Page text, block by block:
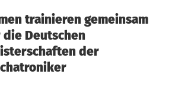
trainieren gemeinsam
Deutschen
der